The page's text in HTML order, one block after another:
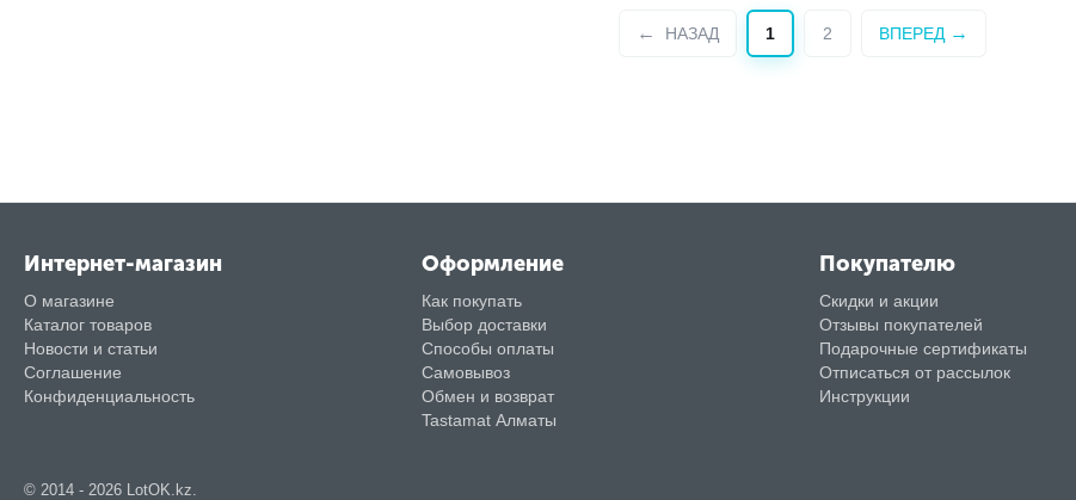
НАЗАД 1 2 ВПЕРЕД
Интернет-магазин
О магазине
Каталог товаров
Новости и статьи
Соглашение
Конфиденциальность
Оформление
Как покупать
Выбор доставки
Способы оплаты
Самовывоз
Обмен и возврат
Tastamat Алматы
Покупателю
Скидки и акции
Отзывы покупателей
Подарочные сертификаты
Отписаться от рассылок
Инструкции
© 2014 - 2026 LotOK.kz.